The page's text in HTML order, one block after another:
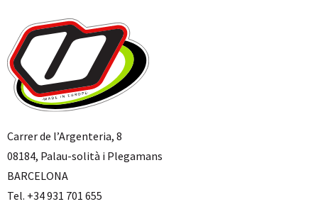
Carrer de l’Argenteria, 8
08184, Palau-solità i Plegamans
BARCELONA
Tel. +34 931 701 655